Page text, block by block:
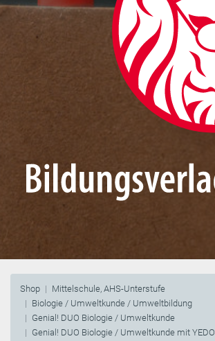
Shop
Mittelschule, AHS-Unterstufe
Biologie / Umweltkunde / Umweltbildung
Genial! DUO Biologie / Umweltkunde
Genial! DUO Biologie / Umweltkunde mit YEDO